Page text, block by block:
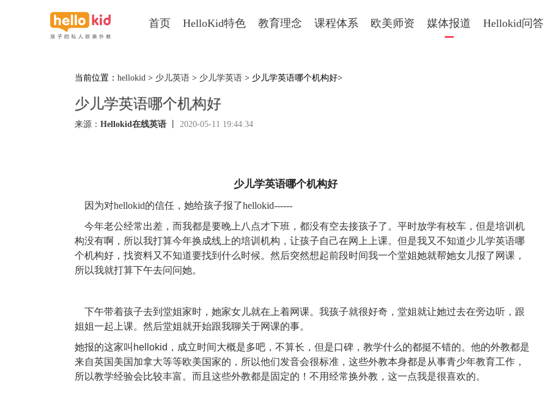
首页 HelloKid特色 教育理念 课程体系 欧美师资 媒体报道 Hellokid问答
当前位置： hellokid > 少儿英语 > 少儿学英语 > 少儿学英语哪个机构好>
少儿学英语哪个机构好
来源： Hellokid在线英语 2020-05-11 19:44:34
少儿学英语哪个机构好
因为对hellokid的信任，她给孩子报了hellokid------
今年老公经常出差，而我都是要晚上八点才下班，都没有空去接孩子了。平时放学有校车，但是培训机
构没有啊，所以我打算今年换成线上的培训机构，让孩子自己在网上上课。但是我又不知道少儿学英语哪
个机构好 ，找资料又不知道要找到什么时候。然后突然想起前段时间我一个堂姐她就帮她女儿报了网课，
所以我就打算下午去问问她。
下午带着孩子去到堂姐家时，她家女儿就在上着网课。我孩子就很好奇，堂姐就让她过去在旁边听，跟
姐姐一起上课。然后堂姐就开始跟我聊关于网课的事。
她报的这家叫 hellokid ，成立时间大概是多吧，不算长，但是口碑，教学什么的都挺不错的。他的外教都是
来自英国美国加拿大等等欧美国家的，所以他们发音会很标准，这些外教本身都是从事青少年教育工作，
所以教学经验会比较丰富。而且这些外教都是固定的！不用经常换外教，这一点我是很喜欢的。